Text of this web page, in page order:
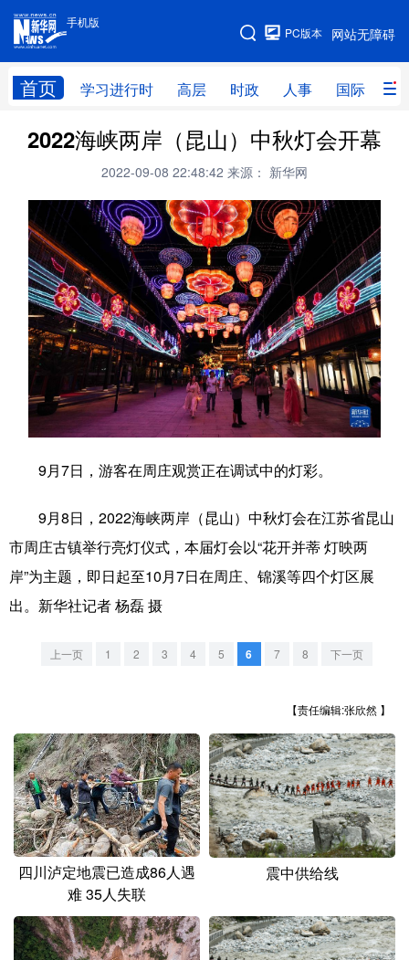
手机版
网站无障碍
PC版本
首页 学习进行时 高层 时政 人事 国际 财
手机版
网站地图
学习进行时 高层 时政 人事
财经 网评
台湾 思客智库 全球连线
科技 科创 量子 体育
文化 书画 健康 军事
访谈 视频 图片 政务
中央文件 金融 汽车
食品 人居 信息化 数字经济
城市 旅游 能源
彩票 娱乐 时尚 悦读
公益 一带一路 亚太网 上市公司
文化产业
地方频道
山西
辽宁 吉林 上海 江苏
浙江 安徽 福建 江西
山东 河南 湖北 湖南
广东 广西 海南 重庆
四川 贵州
陕西 甘肃 青海 宁夏
2022海峡两岸（昆山）中秋灯会开幕
2022-09-08 22:48:42 来源： 新华网
9月7日，游客在周庄观赏正在调试中的灯彩。
9月8日，2022海峡两岸（昆山）中秋灯会在江苏省昆山
市周庄古镇举行亮灯仪式，本届灯会以“花开并蒂 灯映两
岸”为主题，即日起至10月7日在周庄、锦溪等四个灯区展
出。新华社记者 杨磊 摄
上一页 1 2 3 4 5 6 7 8 下一页
【责任编辑:张欣然 】
四川泸定地震已造成86人遇
难 35人失联
震中供给线